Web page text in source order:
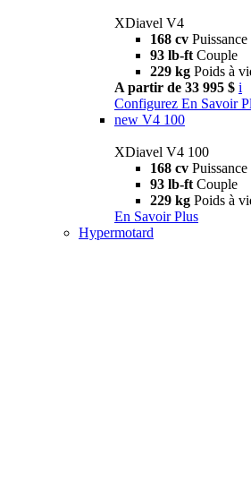
XDiavel V4
168 cv Puissance
93 lb-ft Couple
229 kg Poids à
A partir de 33 995 $ i
Configurez En Savoir
new V4 100
XDiavel V4 100
168 cv Puissance
93 lb-ft Couple
229 kg Poids à
En Savoir Plus
Hypermotard